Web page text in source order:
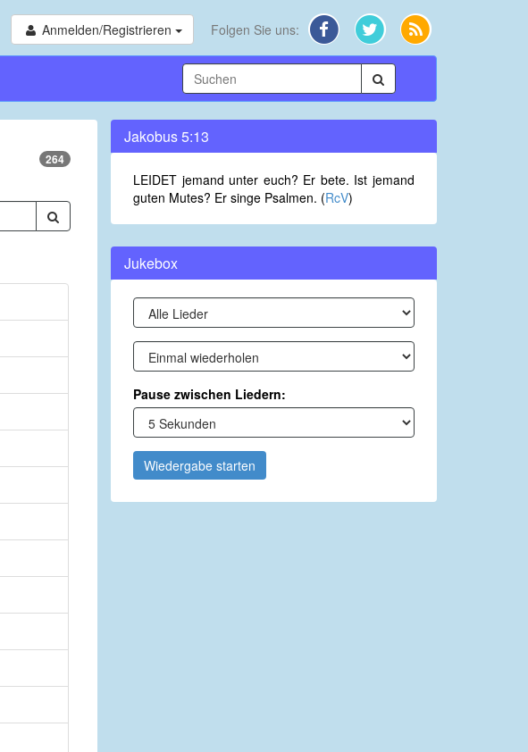
Anmelden/Registrieren Folgen Sie uns:
264
Jakobus 5:13
LEIDET jemand unter euch? Er bete. Ist jemand
guten Mutes? Er singe Psalmen. (RcV)
Jukebox
Pause zwischen Liedern:
Wiedergabe starten